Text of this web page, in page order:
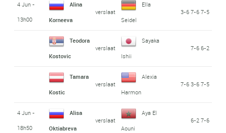
4 Jun -
13h00
Alina
Korneeva
verslaat
Ella
Seidel
3-6 7-6 7-5
Teodora
Kostovic
verslaat
Sayaka
Ishii
7-6 6-2
Tamara
Kostic
verslaat
Alexia
Harmon
7-6 3-6 7-5
4 Jun -
18h50
Alisa
Oktiabreva
verslaat
Aya El
Aouni
6-2 7-6